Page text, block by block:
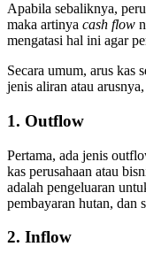
Apabila sebaliknya,
maka artinya cash flow
mengatasi hal ini agar
Secara umum, arus kas
jenis aliran atau
1. Outflow
Pertama, ada jenis
kas perusahaan atau
adalah pengeluaran
pembayaran hutan, dan
2. Inflow